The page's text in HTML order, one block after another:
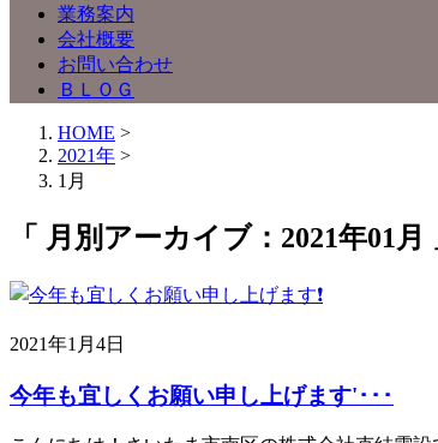
業務案内
会社概要
お問い合わせ
ＢＬＯＧ
HOME >
2021年 >
1月
「 月別アーカイブ：2021年01月
2021年1月4日
今年も宜しくお願い申し上げます'･･･